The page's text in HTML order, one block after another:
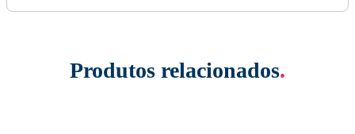
Produtos relacionados.